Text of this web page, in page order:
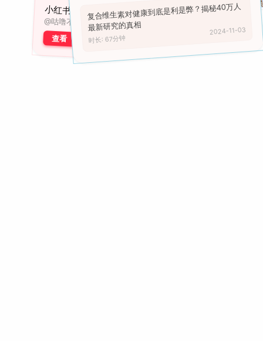
小红书
@咕噜不爱猫
查看
西湖, 杭州
复合维生素对健康到底是利是弊？揭秘40万人
最新研究的真相
时长: 67分钟
2024-11-03